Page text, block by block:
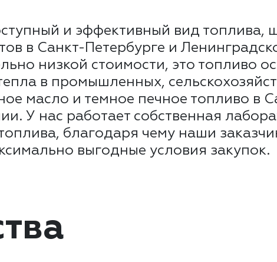
и эффективный вид топлива,
в Санкт-Петербурге и
низкой стоимости, это топливо
в промышленных,
масло и темное печное топливо в
У нас работает собственная
благодаря чему наши
выгодные условия закупок.